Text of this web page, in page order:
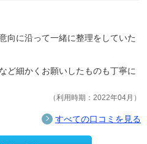
向に沿って一緒に整理をしていた
ど細かくお願いしたものも丁寧に
利用時期：2022年04月
すべての口コミを見る